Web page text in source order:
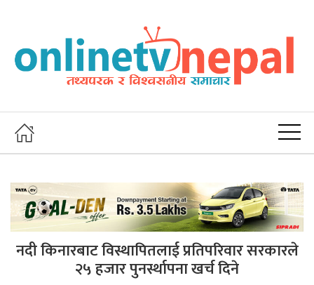
नदी किनारबाट विस्थापितलाई प्रतिपरिवार सरकारले
२५ हजार पुनर्स्थापना खर्च दिने